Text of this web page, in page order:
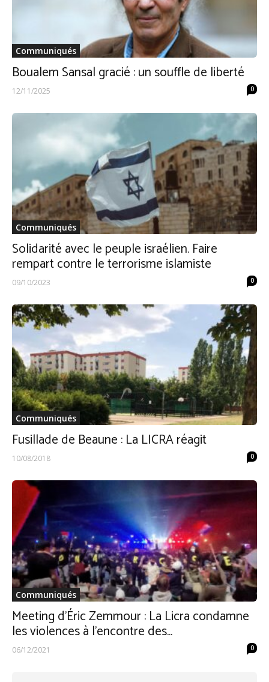
Communiqués
Boualem Sansal gracié : un souffle de liberté
12/11/2025 0
Communiqués
Solidarité avec le peuple israélien. Faire
rempart contre le terrorisme islamiste
09/10/2023 0
Communiqués
Fusillade de Beaune : La LICRA réagit
10/08/2018 0
Communiqués
Meeting d’Éric Zemmour : La Licra condamne
les violences à l’encontre des...
06/12/2021 0